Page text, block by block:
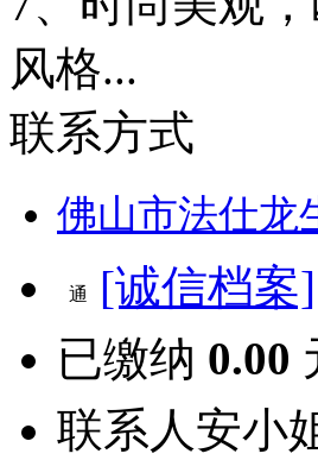
风格...
联系方式
佛山市法仕龙
[诚信档案]
已缴纳 0.00
联系人安小